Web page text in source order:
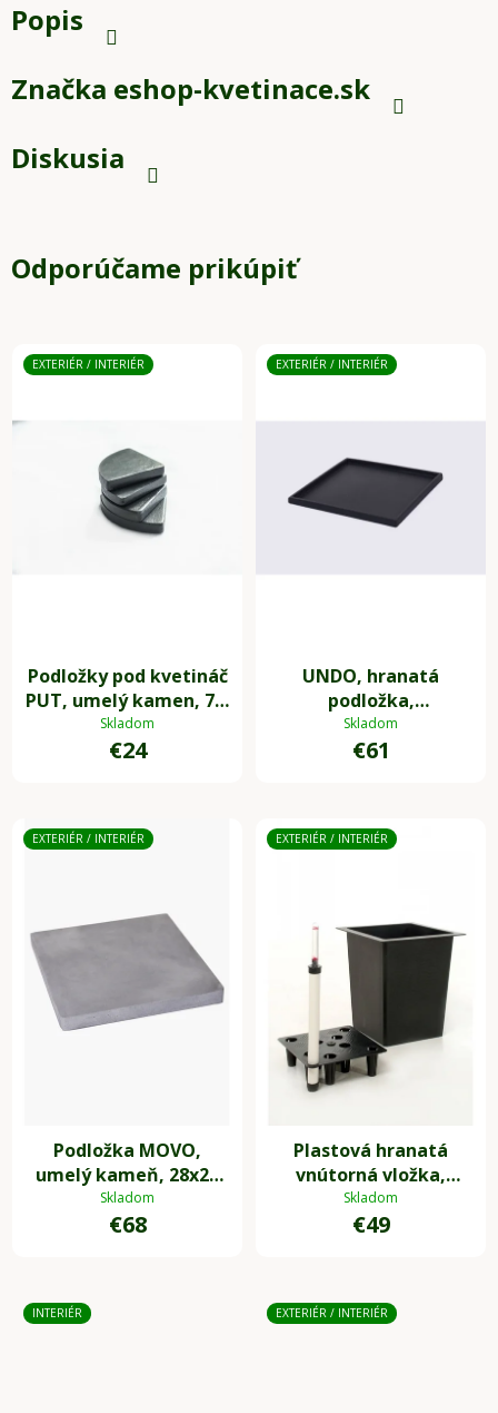
Popis
Značka eshop-kvetinace.sk
Diskusia
Odporúčame prikúpiť
EXTERIÉR / INTERIÉR
Podložky pod kvetináč
PUT, umelý kamen, 7 x
7 cm, 4-set, sivá
Skladom
€24
EXTERIÉR / INTERIÉR
UNDO, hranatá
podložka,
sklolaminát, 34 * 34
cm, antracit
Skladom
€61
EXTERIÉR / INTERIÉR
Podložka MOVO,
umelý kameň, 28x28
cm, sivá
Skladom
€68
EXTERIÉR / INTERIÉR
Plastová hranatá
vnútorná vložka,
32*39*39 cm, so
zavlažovacím setom,
Skladom
€49
INTERIÉR EXTERIÉR / INTERIÉR